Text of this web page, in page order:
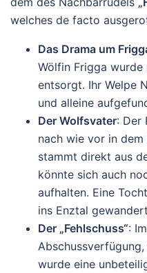
welches de facto
Das Drama um
Wölfin Frigga
entsorgt. Ihr Welpe
und alleine
Der Wolfsvater: Der
nach wie vor in
stammt direkt aus
könnte sich auch
aufhalten. Eine
ins Enztal
Der „Fehlschuss“:
wurde eine